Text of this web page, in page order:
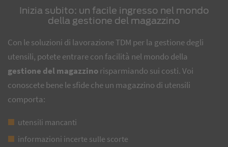
Inizia subito: un facile ingresso nel mondo
della gestione del magazzino
Con le soluzioni di lavorazione TDM per la gestione degli
utensili, potete entrare con facilità nel mondo della
gestione del magazzinorisparmiando sui costi. Voi
conoscete bene le sfide che un magazzino di utensili
comporta:
utensili mancanti
informazioni incerte sulle scorte